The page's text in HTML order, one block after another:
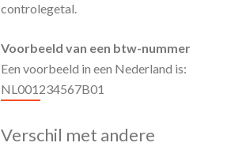
controlegetal.
Voorbeeld van een btw-nummer
Een voorbeeld in een Nederland is:
NL001234567B01
Verschil met andere